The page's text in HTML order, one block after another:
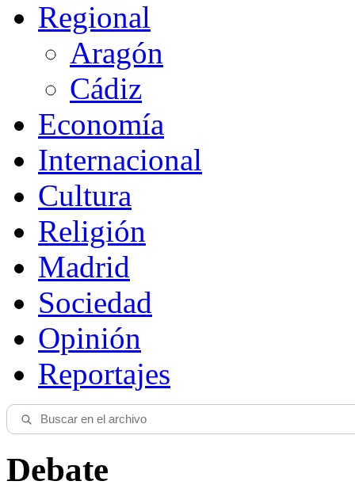
Regional
Aragón
Cádiz
Economía
Internacional
Cultura
Religión
Madrid
Sociedad
Opinión
Reportajes
Debate